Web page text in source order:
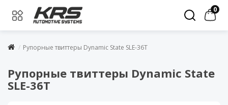
0
Рупорные твиттеры Dynamic State SLE-36T
Рупорные твиттеры Dynamic State
SLE-36T